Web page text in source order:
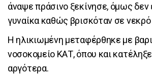
άναψε πράσινο ξεκίνησε, όμως δεν
γυναίκα καθώς βρισκόταν σε νεκρό
Η ηλικιωμένη μεταφέρθηκε με
νοσοκομείο ΚΑΤ, όπου και
αργότερα.